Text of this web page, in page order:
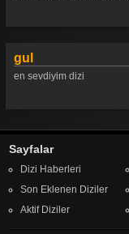
gul
en sevdiyim dizi
Sayfalar
Dizi Haberleri
Son Eklenen Diziler
Aktif Diziler